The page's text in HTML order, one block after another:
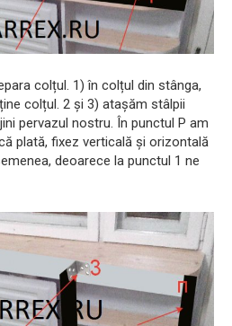
colțul. 1) în colțul din stânga,
colțul. 2 și 3) atașăm stâlpii
pervazul nostru. În punctul P am
plată, fixez verticală și orizontală
deoarece la punctul 1 ne